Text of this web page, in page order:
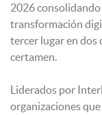
2026
transformación
tercer lugar en dos
certamen.
Liderados por
organizaciones